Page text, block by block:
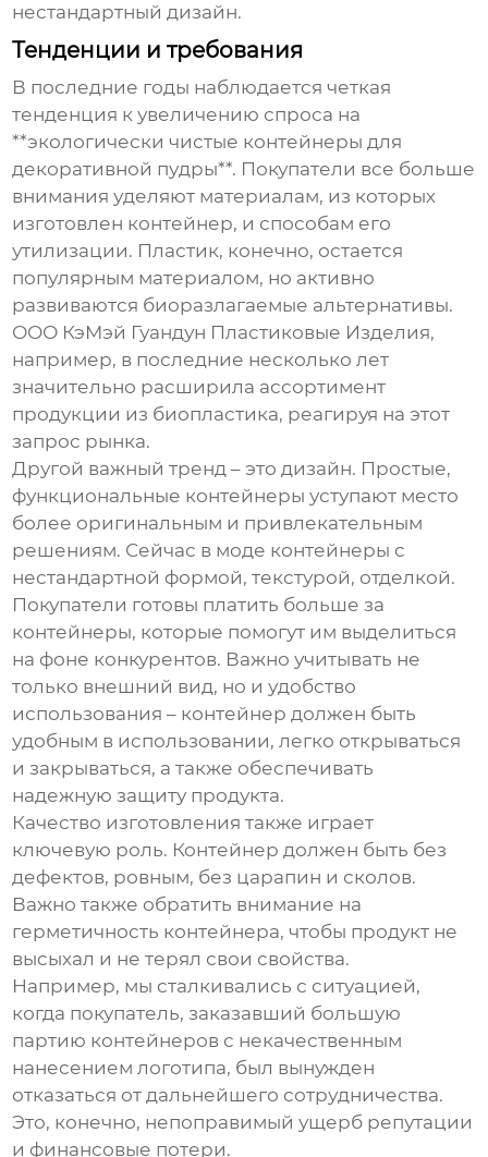
нестандартный дизайн.
Тенденции и требования
В последние годы наблюдается четкая
тенденция к увеличению спроса на
**экологически чистые контейнеры для
декоративной пудры**. Покупатели все больше
внимания уделяют материалам, из которых
изготовлен контейнер, и способам его
утилизации. Пластик, конечно, остается
популярным материалом, но активно
развиваются биоразлагаемые альтернативы.
ООО КэМэй Гуандун Пластиковые Изделия,
например, в последние несколько лет
значительно расширила ассортимент
продукции из биопластика, реагируя на этот
запрос рынка.
Другой важный тренд – это дизайн. Простые,
функциональные контейнеры уступают место
более оригинальным и привлекательным
решениям. Сейчас в моде контейнеры с
нестандартной формой, текстурой, отделкой.
Покупатели готовы платить больше за
контейнеры, которые помогут им выделиться
на фоне конкурентов. Важно учитывать не
только внешний вид, но и удобство
использования – контейнер должен быть
удобным в использовании, легко открываться
и закрываться, а также обеспечивать
надежную защиту продукта.
Качество изготовления также играет
ключевую роль. Контейнер должен быть без
дефектов, ровным, без царапин и сколов.
Важно также обратить внимание на
герметичность контейнера, чтобы продукт не
высыхал и не терял свои свойства.
Например, мы сталкивались с ситуацией,
когда покупатель, заказавший большую
партию контейнеров с некачественным
нанесением логотипа, был вынужден
отказаться от дальнейшего сотрудничества.
Это, конечно, непоправимый ущерб репутации
и финансовые потери.